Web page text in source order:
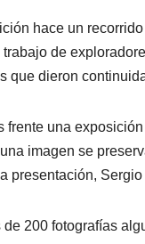
hace un
trabajo de
que dieron
frente una
imagen se
presentación,
de 200 fotografías